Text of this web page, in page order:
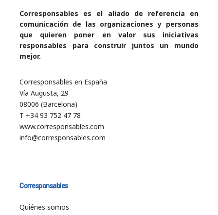
Corresponsables es el aliado de referencia en
comunicación de las organizaciones y personas
que quieren poner en valor sus iniciativas
responsables para construir juntos un mundo
mejor.
Corresponsables en España
Vía Augusta, 29
08006 (Barcelona)
T +34 93 752 47 78
www.corresponsables.com
info@corresponsables.com
Corresponsables
Quiénes somos